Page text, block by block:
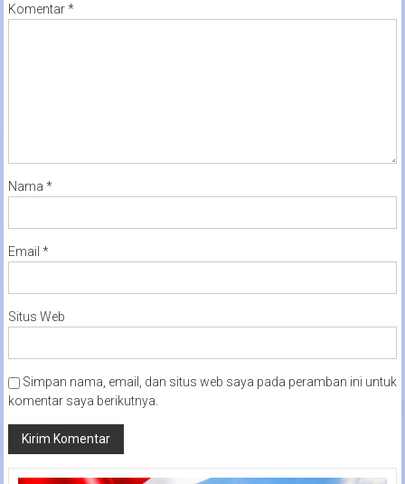
Komentar*
Nama *
Email *
Situs Web
Simpan nama, email, dan situs web saya pada peramban ini untuk
komentar saya berikutnya.